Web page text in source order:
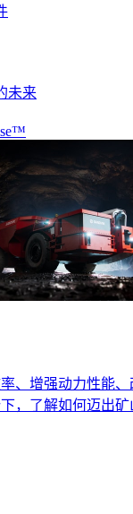
未来
、增强动力性能
，了解如何迈出